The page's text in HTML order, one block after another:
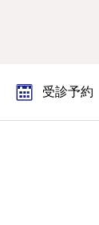
受診予約